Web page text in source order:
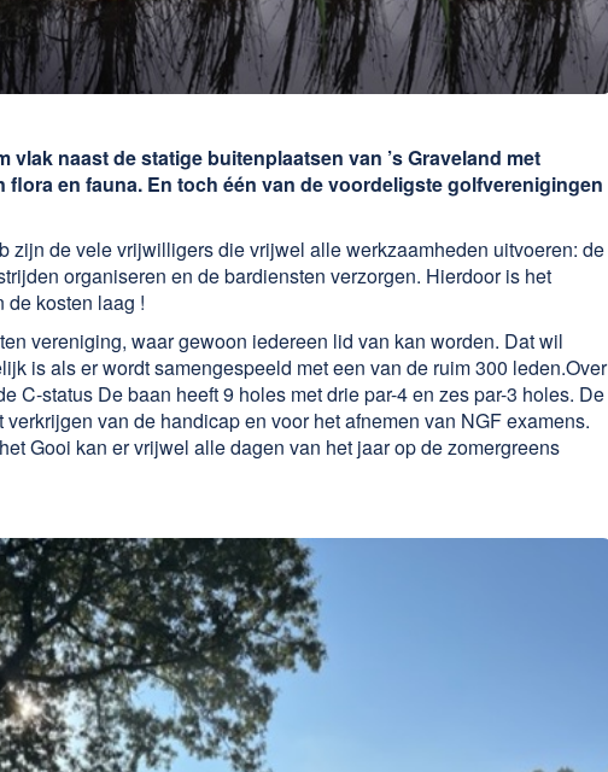
naast de statige buitenplaatsen van ’s Graveland met
en fauna. En toch één van de voordeligste golfverenigingen
zijn de vele vrijwilligers die vrijwel alle werkzaamheden uitvoeren: de
organiseren en de bardiensten verzorgen. Hierdoor is het
de kosten laag !
vereniging, waar gewoon iedereen lid van kan worden. Dat wil
is als er wordt samengespeeld met een van de ruim 300 leden. ​ Over
C-status De baan heeft 9 holes met drie par-4 en zes par-3 holes. De
van de handicap en voor het afnemen van NGF examens.
Gooi kan er vrijwel alle dagen van het jaar op de zomergreens